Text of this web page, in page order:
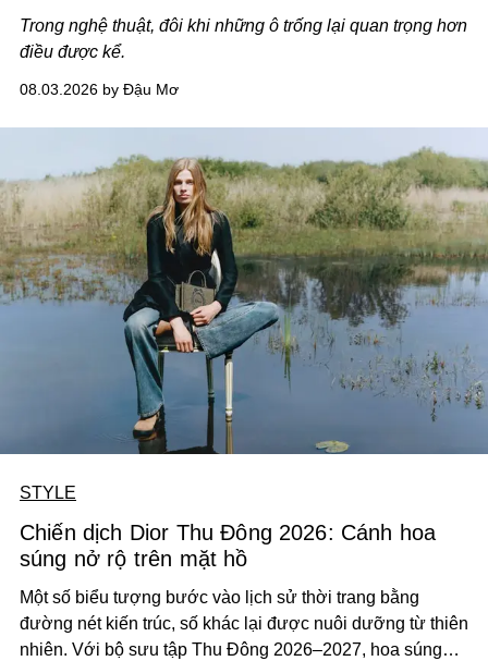
Trong nghệ thuật, đôi khi những ô trống lại quan trọng hơn
điều được kể.
08.03.2026 by Đậu Mơ
STYLE
Chiến dịch Dior Thu Đông 2026: Cánh hoa
súng nở rộ trên mặt hồ
Một số biểu tượng bước vào lịch sử thời trang bằng
đường nét kiến trúc, số khác lại được nuôi dưỡng từ thiên
nhiên. Với bộ sưu tập Thu Đông 2026–2027, hoa súng